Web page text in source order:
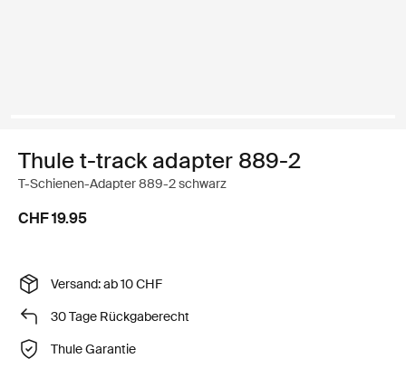
Thule t-track adapter 889-2
T-Schienen-Adapter 889-2 schwarz
CHF 19.95
Versand: ab 10 CHF
30 Tage Rückgaberecht
Thule Garantie